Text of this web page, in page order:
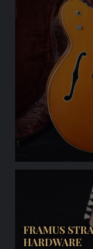
FRAMUS
HARDWARE